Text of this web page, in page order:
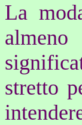
La
stretto